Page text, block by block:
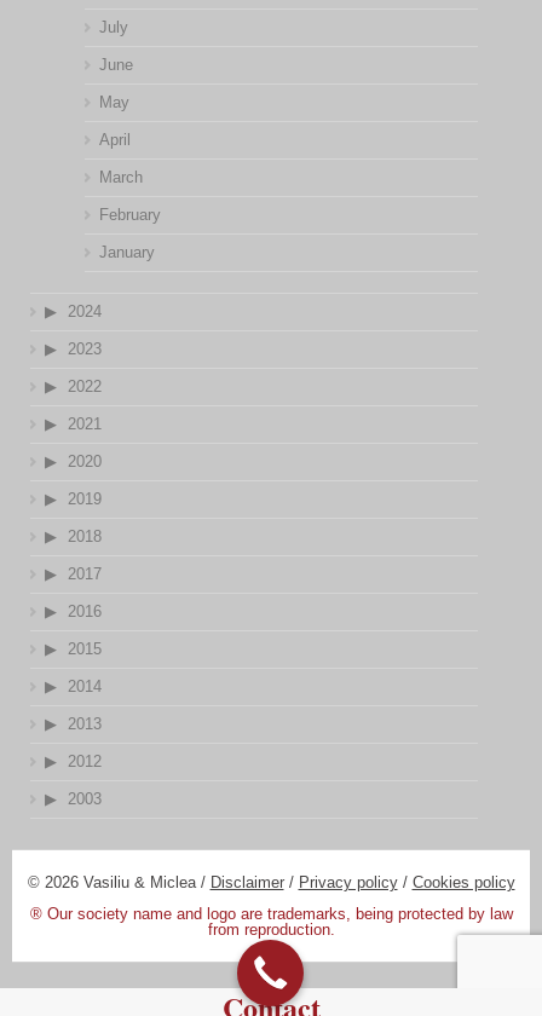
Contact
July
June
May
April
March
February
January
2024
2023
2022
2021
2020
2019
2018
2017
2016
2015
2014
2013
2012
2003
© 2026 Vasiliu & Miclea / Disclaimer/ Privacy policy/ Cookies policy
® Our society name and logo are trademarks, being protected by law
from reproduction.
Designed by:DV Digital Promotions